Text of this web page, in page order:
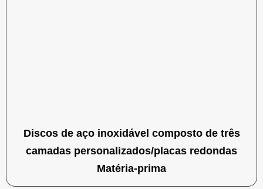
Discos de aço inoxidável composto de três
camadas personalizados/placas redondas
Matéria-prima